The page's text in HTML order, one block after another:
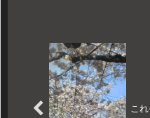
こ